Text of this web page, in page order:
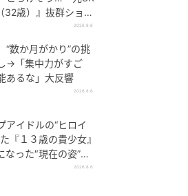
32歳）』抜群ショッ
可愛い」
2026.8.6
“数か月がかり”の挑
→「集中力がすご
あるな」大反響
2026.8.6
アイドルの“ヒロイ
『１３歳の貴少女』
った″現在の姿”に
ンパない」「お美し
2026.8.6